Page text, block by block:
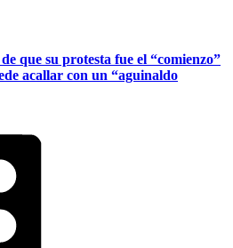
que su protesta fue el “comienzo”
acallar con un “aguinaldo